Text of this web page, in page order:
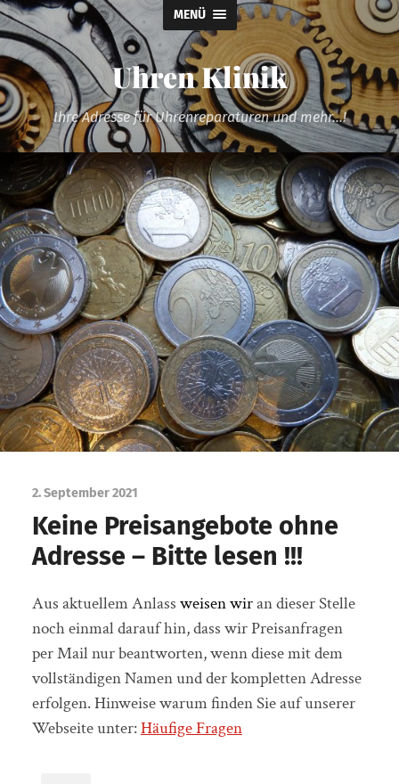
MENÜ
Uhren Klinik
Ihre Adresse für Uhrenreparaturen und mehr...!
2. September 2021
Keine Preisangebote ohne
Adresse – Bitte lesen !!!
Aus aktuellem Anlass weisenwiran dieser Stelle
noch einmal darauf hin, dass wir Preisanfragen
per Mail nur beantworten, wenn diese mit dem
vollständigen Namen und der kompletten Adresse
erfolgen. Hinweise warum finden Sie auf unserer
Webseite unter:Häufige Fragen